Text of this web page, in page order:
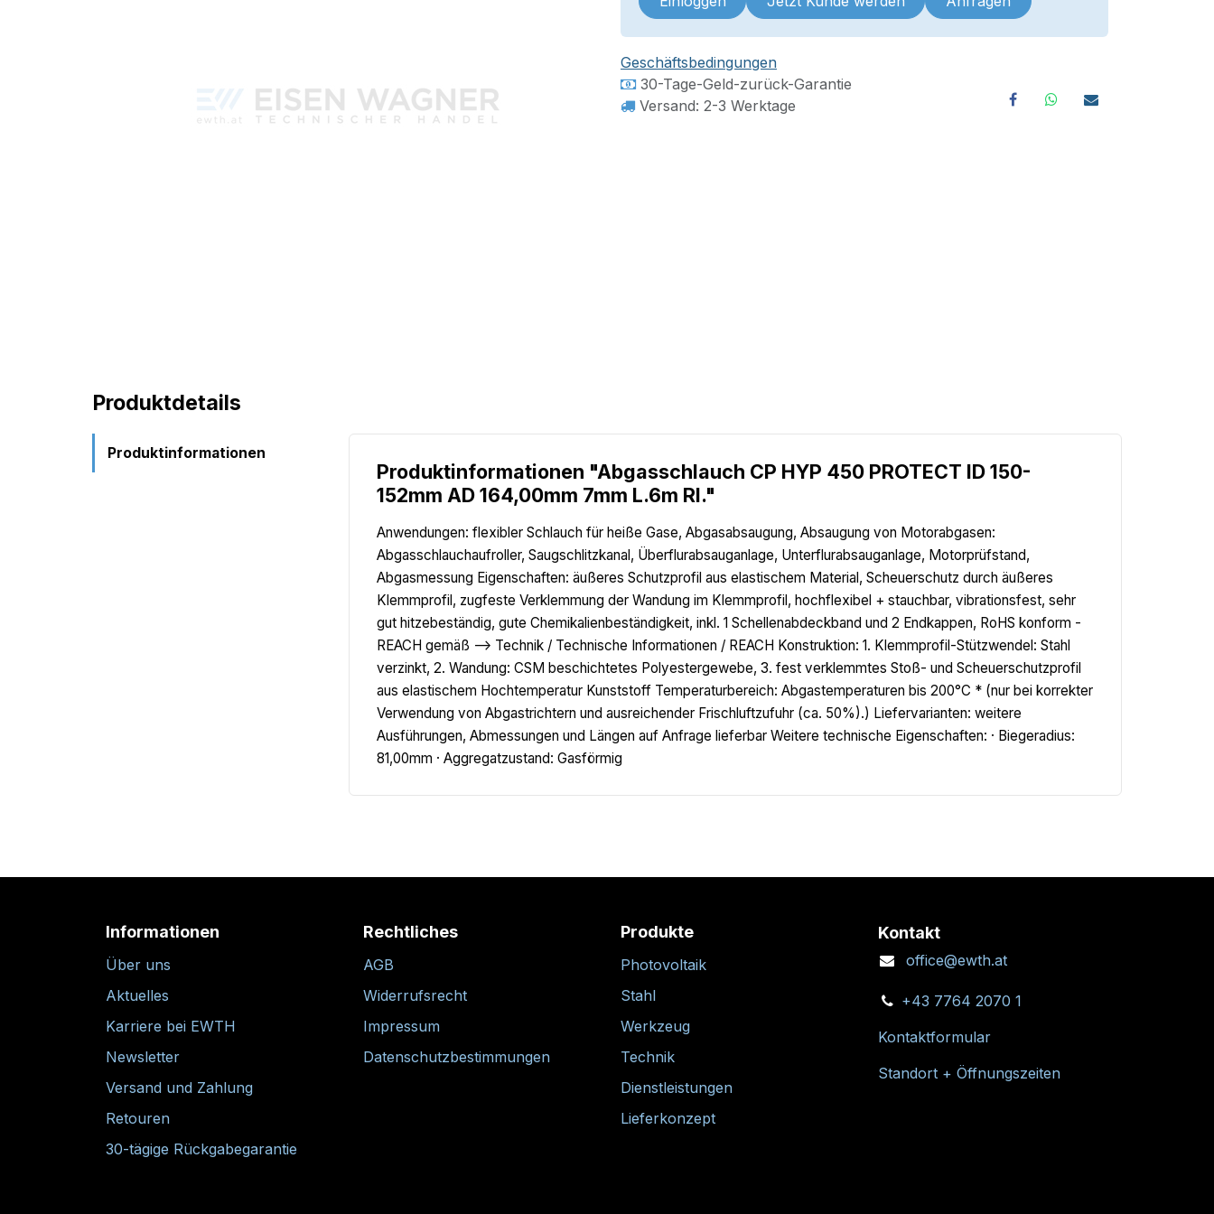
Geschäftsbedingungen
30-Tage-Geld-zurück-Garantie
Versand: 2-3 Werktage
Produktdetails
Produktinformationen
Produktinformationen "Abgasschlauch CP HYP 450 PROTECT ID 150-
152mm AD 164,00mm 7mm L.6m Rl."
Anwendungen: flexibler Schlauch für heiße Gase, Abgasabsaugung, Absaugung von Motorabgasen:
Abgasschlauchaufroller, Saugschlitzkanal, Überflurabsauganlage, Unterflurabsauganlage, Motorprüfstand,
Abgasmessung Eigenschaften: äußeres Schutzprofil aus elastischem Material, Scheuerschutz durch äußeres
Klemmprofil, zugfeste Verklemmung der Wandung im Klemmprofil, hochflexibel + stauchbar, vibrationsfest, sehr
gut hitzebeständig, gute Chemikalienbeständigkeit, inkl. 1 Schellenabdeckband und 2 Endkappen, RoHS konform -
REACH gemäß --> Technik / Technische Informationen / REACH Konstruktion: 1. Klemmprofil-Stützwendel: Stahl
verzinkt, 2. Wandung: CSM beschichtetes Polyestergewebe, 3. fest verklemmtes Stoß- und Scheuerschutzprofil
aus elastischem Hochtemperatur Kunststoff Temperaturbereich: Abgastemperaturen bis 200°C * (nur bei korrekter
Verwendung von Abgastrichtern und ausreichender Frischluftzufuhr (ca. 50%).) Liefervarianten: weitere
Ausführungen, Abmessungen und Längen auf Anfrage lieferbar Weitere technische Eigenschaften: · Biegeradius:
81,00mm · Aggregatzustand: Gasförmig
Informationen
Über uns
Aktuelles
Karriere bei EWTH
Newsletter
Versand und Zahlung
Retouren
30-tägige Rückgabegarantie
Rechtliches
AGB
Widerrufsrecht
Impressum
Datenschutzbestimmungen
Produkte
Photovoltaik
Stahl
Werkzeug
Technik
Dienstleistungen
Lieferkonzept
Kontakt
office@ewth.at
+43 7764 2070 1
Kontaktformular
Standort + Öffnungszeiten